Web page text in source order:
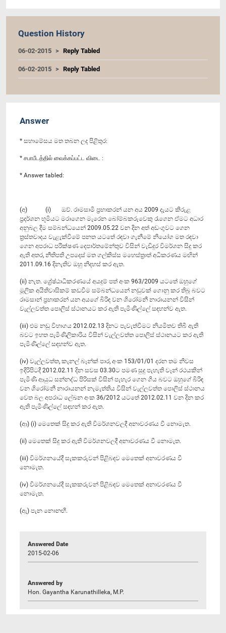
Question History
06-02-2015 Reply Tabled
06-02-2015 Reply Tabled
Answer
* සභාමේසය මත තබන ලද පිළිතුර:
* சபாபீடத்தில் வைக்கப்பட்ட விடை :
* Answer tabled:
(අ) (i) ඔව්. රාමසාමි ප්‍රභාකරන් යන අය 2009 දැයට කිරුළ
ප්‍රදර්ශන භූමියට මරාගෙන මැරෙන බෝම්බකරුවෙකු රැගෙන ඒමට අධාර
අනුබල දීම සම්බන්ධයෙන් 2009.05.22 වන දින අත් අඩංගුවට ගෙන
ත්‍රස්තවාදය වැළැක්වීමේ පනත යටතේ රඳවා ගැනීමේ නියෝග මත රඳවා
ගෙන අපරාධ පරීක්ෂණ දෙපාර්තමේන්තුව විසින් වැඩිදුර විමර්ශන සිදු කර
ඇති අතර, නීතිපති උපදෙස් මත ගල්කිස්ස මහෙස්ත්‍රාත් අධිකරණය මඟින්
2011.09.16 දිනැතිව ඔහු නිදහස් කර ඇත.
(ii) නැත. ශ්‍රේෂ්ඨාධිකරණයේ අයදුම් පත් අංක 963/2009 යටතේ ඔහුගේ
මූලික අයිතිවාසිකම් කඩවීම සම්බන්ධයෙන් නඩුවක් ගොනු කර තිබූ බවට
රාමසාන් ප්‍රභාකරන් යන අයගේ බිරිඳ වන ශිරෝමනී නාරායනන් විසින්
වැල්ලවත්ත පොලිස් ස්ථානයට කර ඇති පැමිණිල්ලේ සඳහන්ව ඇත.
(iii) එම නඩු විභාගය 2012.02.13 දිනට පැවැත්වීමට නියමිතව තිබී ඇති
බවට ඉහත පැමිණිලිකාරිය විසින් වැල්ලවත්ත පොලිස් ස්ථානයට කර ඇති
පැමිණිල්ලේ සඳහන්ව ඇත.
(iv) වැල්ලවත්ත, කැනල් බෑන්ක් පාර, අංක 153/01/01 දරන තම නිවස
ඉදිරිපිටදී 2012.02.11 දින සවස 03.30ට පමණ සුදු පැහැති වෑන් රථයකින්
පැමිණි ආයුධ සන්නද්ධ පිරිසක් විසින් පැහැර ගෙන ගිය බවට ඔහුගේ බිරිඳ
වන ශිරෝමනී නාරායනන් නැමැත්තිය විසින් වැල්ලවත්ත පොලිස් ස්ථානය
වෙත බල අපරාධ ලේඛන අංක 36/2012 යටතේ 2012.02.11 වන දින කර
ඇති පැමිණිල්ලේ සඳහන් කර ඇත.
(ආ) (i) මෙතෙක් සිදු කර ඇති විමර්ශනවලදී අනාවරණය වී නොමැත.
(ii) මෙතෙක් සිදු කර ඇති විමර්ශනවලදී අනාවරණය වී නොමැත.
(iii) විමර්ශනයේදී සැකකරුවන් පිළිබඳව මෙතෙක් අනාවරණය වී
නොමැත.
(iv) විමර්ශනයේදී සැකකරුවන් පිළිබඳව මෙතෙක් අනාවරණය වී
නොමැත.
(ඇ) පැන නොනඟී.
Answered Date
2015-02-06
Answered by
Hon. Gayantha Karunathilleka, M.P.